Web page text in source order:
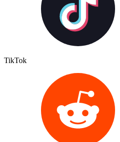
TikTok